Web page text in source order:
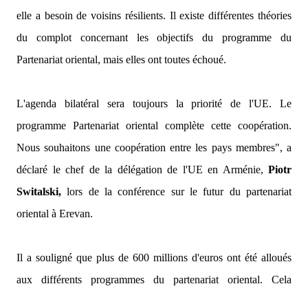
elle a besoin de voisins résilients. Il existe différentes théories
du complot concernant les objectifs du programme du
Partenariat oriental, mais elles ont toutes échoué.
L'agenda bilatéral sera toujours la priorité de l'UE. Le
programme Partenariat oriental complète cette coopération.
Nous souhaitons une coopération entre les pays membres", a
déclaré le chef de la délégation de l'UE en Arménie, Piotr
Switalski,lors de la conférence sur le futur du partenariat
oriental à Erevan.
Il a souligné que plus de 600 millions d'euros ont été alloués
aux différents programmes du partenariat oriental. Cela